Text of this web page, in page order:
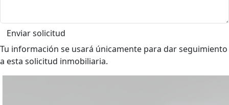
Enviar solicitud
Tu información se usará únicamente para dar seguimiento
a esta solicitud inmobiliaria.